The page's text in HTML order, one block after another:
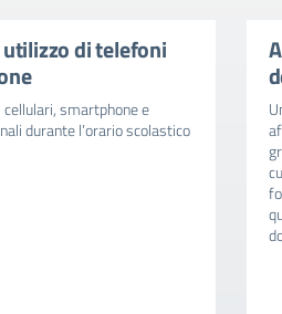
di telefoni
smartphone e
durante l’orario scolastico